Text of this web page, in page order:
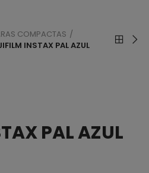
COMPACTAS
INSTAX PAL AZUL
PAL AZUL